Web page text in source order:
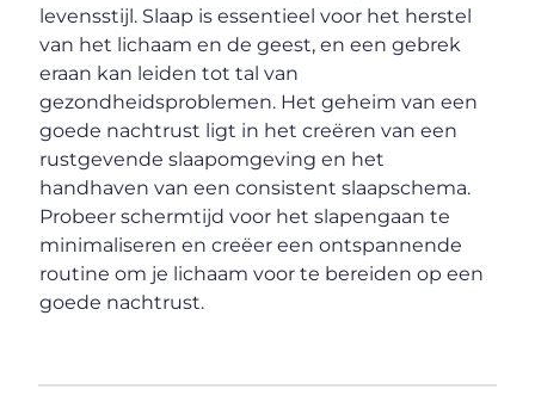
levensstijl. Slaap is essentieel voor het herstel
van het lichaam en de geest, en een gebrek
eraan kan leiden tot tal van
gezondheidsproblemen. Het geheim van een
goede nachtrust ligt in het creëren van een
rustgevende slaapomgeving en het
handhaven van een consistent slaapschema.
Probeer schermtijd voor het slapengaan te
minimaliseren en creëer een ontspannende
routine om je lichaam voor te bereiden op een
goede nachtrust.